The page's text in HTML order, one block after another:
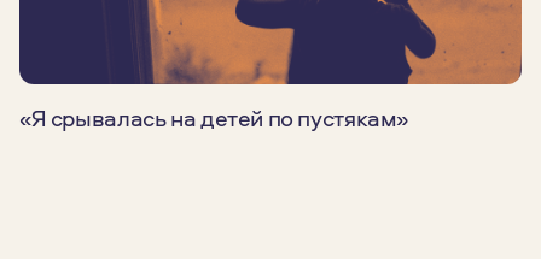
«Я срывалась на детей по пустякам»